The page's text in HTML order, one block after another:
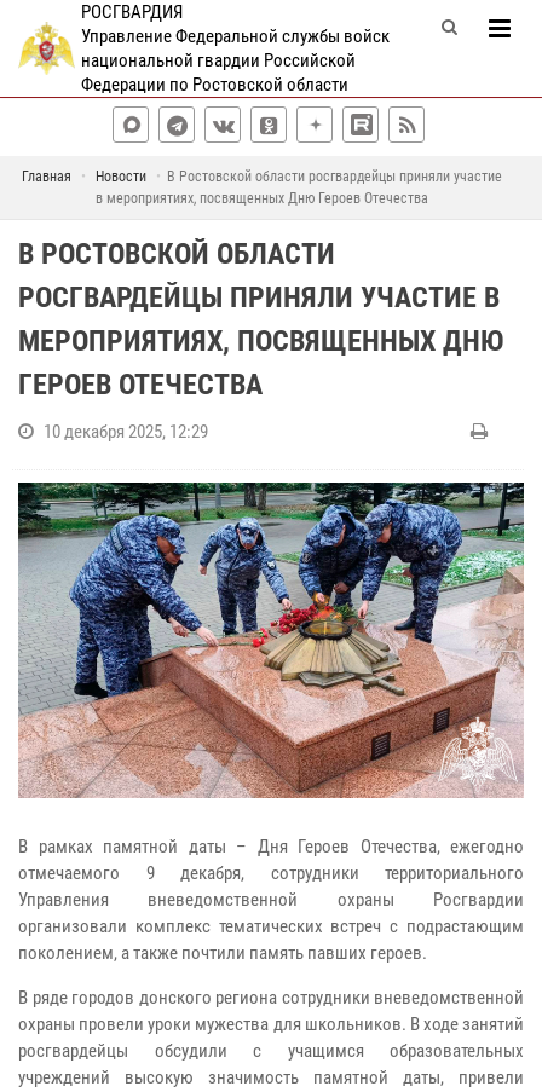
РОСГВАРДИЯ
Управление Федеральной службы войск
национальной гвардии Российской
Федерации по Ростовской области
Главная Новости
В Ростовской области росгвардейцы приняли участие
в мероприятиях, посвященных Дню Героев Отечества
В РОСТОВСКОЙ ОБЛАСТИ
РОСГВАРДЕЙЦЫ ПРИНЯЛИ УЧАСТИЕ В
МЕРОПРИЯТИЯХ, ПОСВЯЩЕННЫХ ДНЮ
ГЕРОЕВ ОТЕЧЕСТВА
10 декабря 2025, 12:29
В рамках памятной даты – Дня Героев Отечества, ежегодно
отмечаемого 9 декабря, сотрудники территориального
Управления вневедомственной охраны Росгвардии
организовали комплекс тематических встреч с подрастающим
поколением, а также почтили память павших героев.
В ряде городов донского региона сотрудники вневедомственной
охраны провели уроки мужества для школьников. В ходе занятий
росгвардейцы обсудили с учащимся образовательных
учреждений высокую значимость памятной даты, привели